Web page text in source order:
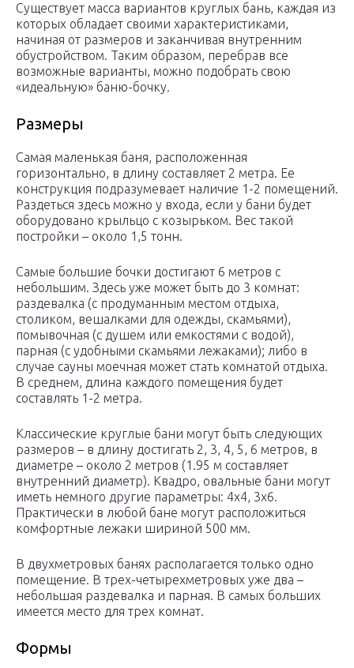
Существует масса вариантов круглых бань, каждая из
которых обладает своими характеристиками,
начиная от размеров и заканчивая внутренним
обустройством. Таким образом, перебрав все
возможные варианты, можно подобрать свою
«идеальную» баню-бочку.
Размеры
Самая маленькая баня, расположенная
горизонтально, в длину составляет 2 метра. Ее
конструкция подразумевает наличие 1-2 помещений.
Раздеться здесь можно у входа, если у бани будет
оборудовано крыльцо с козырьком. Вес такой
постройки – около 1,5 тонн.
Самые большие бочки достигают 6 метров с
небольшим. Здесь уже может быть до 3 комнат:
раздевалка (с продуманным местом отдыха,
столиком, вешалками для одежды, скамьями),
помывочная (с душем или емкостями с водой),
парная (с удобными скамьями лежаками); либо в
случае сауны моечная может стать комнатой отдыха.
В среднем, длина каждого помещения будет
составлять 1-2 метра.
Классические круглые бани могут быть следующих
размеров – в длину достигать 2, 3, 4, 5, 6 метров, в
диаметре – около 2 метров (1.95 м составляет
внутренний диаметр). Квадро, овальные бани могут
иметь немного другие параметры: 4х4, 3х6.
Практически в любой бане могут расположиться
комфортные лежаки шириной 500 мм.
В двухметровых банях располагается только одно
помещение. В трех-четырехметровых уже два –
небольшая раздевалка и парная. В самых больших
имеется место для трех комнат.
Формы